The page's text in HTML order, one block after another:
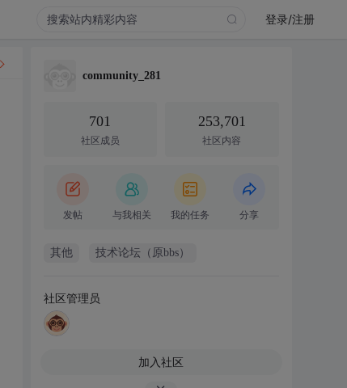
登录/注册
community_281
701
社区成员
253,701
社区内容
发帖 与我相关 我的任务 分享
其他 技术论坛（原bbs）
社区管理员
加入社区